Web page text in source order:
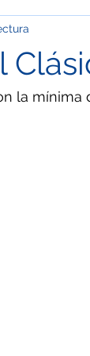
Oficios y
y desfiles
la mínima